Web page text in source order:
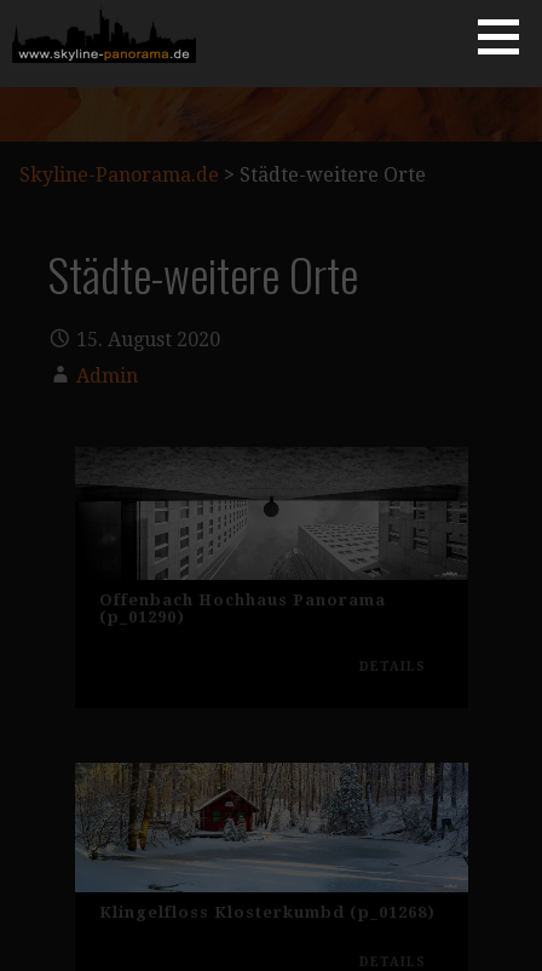
Inhalt
springen
SKYLINE-PANORAMA.DE
Skyline-Panorama.de > Städte-weitere Orte
Städte-weitere Orte
15. August 2020
Admin
Offenbach Hochhaus Panorama
(p_01290)
DETAILS
Klingelfloss Klosterkumbd (p_01268)
DETAILS